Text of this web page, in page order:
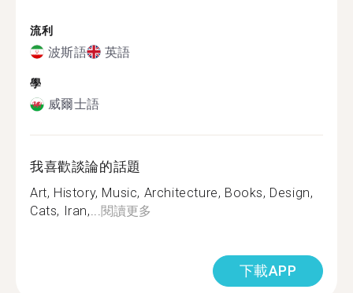
流利
波斯語 英語
學
威爾士語
我喜歡談論的話題
Art, History, Music, Architecture, Books, Design,
Cats, Iran,...閱讀更多
下載APP